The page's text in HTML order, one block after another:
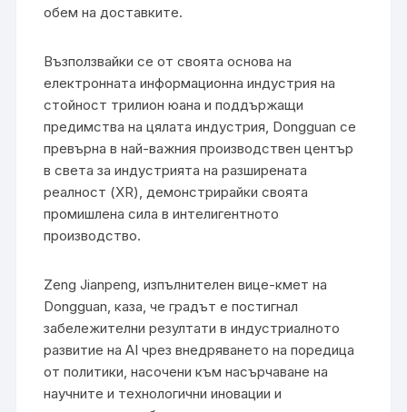
обем на доставките.
Възползвайки се от своята основа на
електронната информационна индустрия на
стойност трилион юана и поддържащи
предимства на цялата индустрия, Dongguan се
превърна в най-важния производствен център
в света за индустрията на разширената
реалност (XR), демонстрирайки своята
промишлена сила в интелигентното
производство.
Zeng Jianpeng, изпълнителен вице-кмет на
Dongguan, каза, че градът е постигнал
забележителни резултати в индустриалното
развитие на AI чрез внедряването на поредица
от политики, насочени към насърчаване на
научните и технологични иновации и